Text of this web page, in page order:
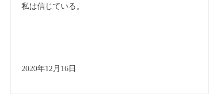
私は信じている。
2020年12月16日